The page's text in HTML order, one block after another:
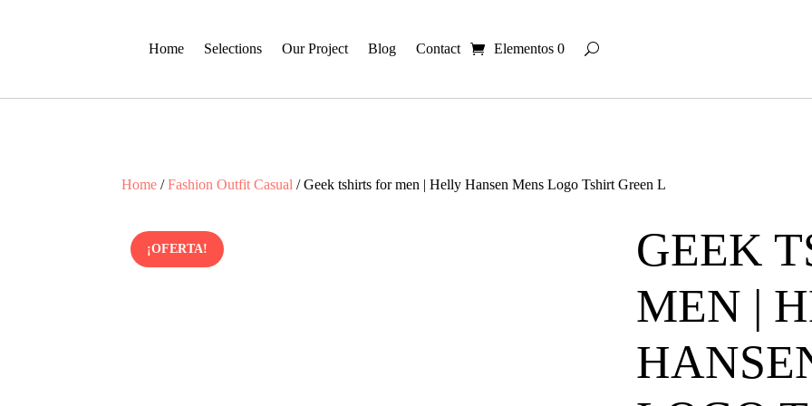
Home Selections Our Project Blog Contact Elementos 0
Home /Fashion Outfit Casual / Geek tshirts for men | Helly Hansen Mens Logo Tshirt Green L
¡OFERTA!
GEEK
MEN |